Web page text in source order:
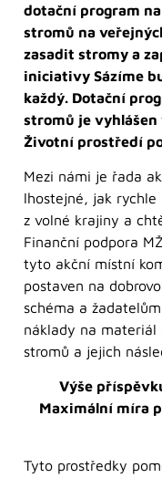
dotační program
stromů na
zasadit stromy a
iniciativy Sázíme
každý. Dotační
stromů je
Životní prostředí
Mezi námi je řada
lhostejné, jak rychle
z volné krajiny a
Finanční podpora
tyto akční místní
postaven na
schéma a
náklady na materiál
stromů a jejich
Výše
Maximální míra
Tyto prostředky